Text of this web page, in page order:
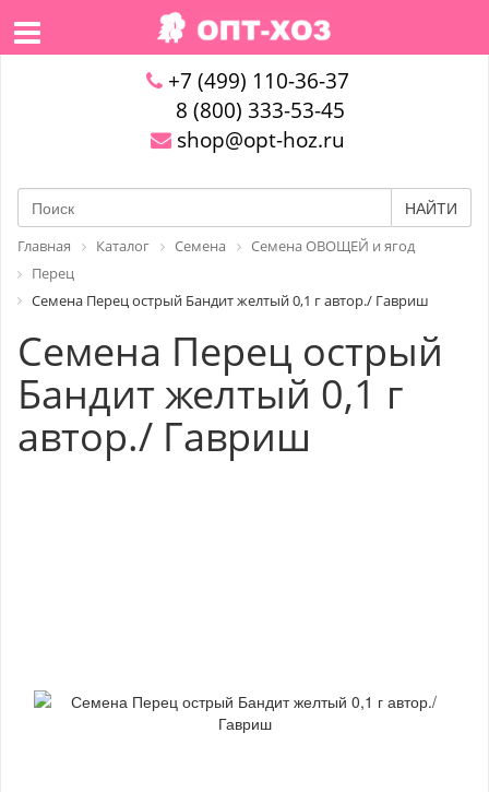
+7 (499) 110-36-37
8 (800) 333-53-45
shop@opt-hoz.ru
НАЙТИ
Главная Каталог Семена
Семена ОВОЩЕЙ и ягод
Перец
Семена Перец острый Бандит желтый 0,1 г автор./ Гавриш
Семена Перец острый
Бандит желтый 0,1 г
автор./ Гавриш